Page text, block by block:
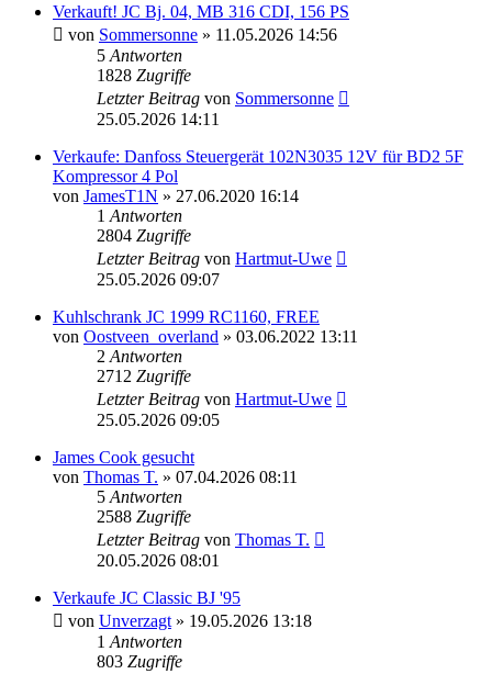
Verkauft! JC Bj. 04, MB 316 CDI, 156 PS
von Sommersonne » 11.05.2026 14:56
5 Antworten
1828 Zugriffe
Letzter Beitrag von Sommersonne
25.05.2026 14:11
Verkaufe: Danfoss Steuergerät 102N3035 12V für BD2 5F
Kompressor 4 Pol
von JamesT1N » 27.06.2020 16:14
1 Antworten
2804 Zugriffe
Letzter Beitrag von Hartmut-Uwe
25.05.2026 09:07
Kuhlschrank JC 1999 RC1160, FREE
von Oostveen_overland » 03.06.2022 13:11
2 Antworten
2712 Zugriffe
Letzter Beitrag von Hartmut-Uwe
25.05.2026 09:05
James Cook gesucht
von Thomas T. » 07.04.2026 08:11
5 Antworten
2588 Zugriffe
Letzter Beitrag von Thomas T.
20.05.2026 08:01
Verkaufe JC Classic BJ '95
von Unverzagt » 19.05.2026 13:18
1 Antworten
803 Zugriffe